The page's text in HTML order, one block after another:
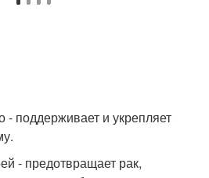
- поддерживает и укрепляет
- предотвращает рак,